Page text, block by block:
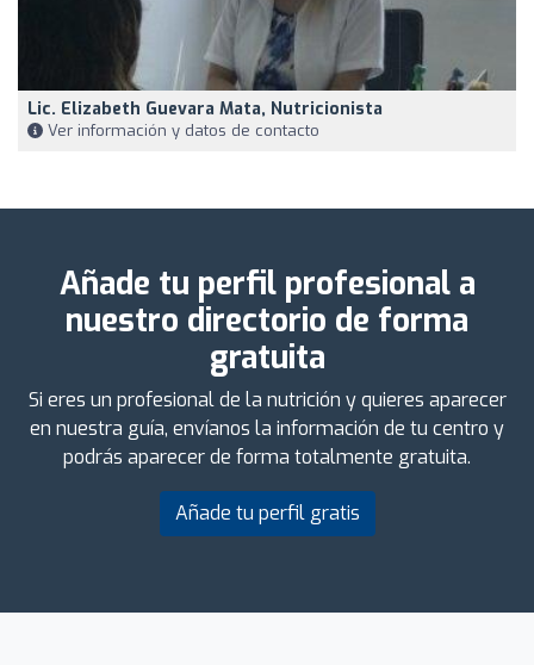
Lic. Elizabeth Guevara Mata, Nutricionista
Ver información y datos de contacto
Añade tu perfil profesional a
nuestro directorio de forma
gratuita
Si eres un profesional de la nutrición y quieres aparecer
en nuestra guía, envíanos la información de tu centro y
podrás aparecer de forma totalmente gratuita.
Añade tu perfil gratis